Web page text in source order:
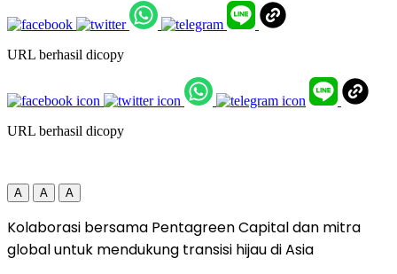
URL berhasil dicopy
URL berhasil dicopy
A A A
Kolaborasi bersama Pentagreen Capital dan mitra
global untuk mendukung transisi hijau di Asia